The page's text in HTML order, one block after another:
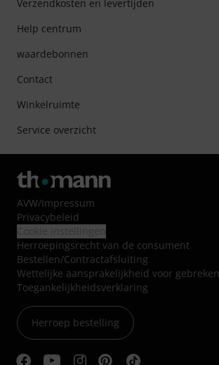
Verzendkosten en levertijden
Help centrum
waardebonnen
Contact
Winkelruimte
Service overzicht
AVW/Impressum
Privacybeleid
Herroepingsrecht van de consument
Bestellen/Contractafsluiting
Wettelijke aansprakelijkheid voor gebreken
Toegankelijkheidsverklaring
Herroep bestelling